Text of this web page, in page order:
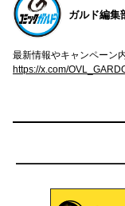
ガルド編集
最新情報やキャンペーン
https://x.com/